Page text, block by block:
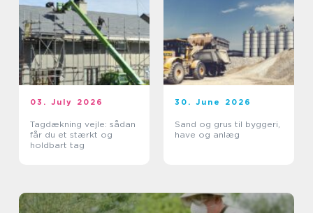
03. July 2026
Tagdækning vejle: sådan
får du et stærkt og
holdbart tag
30. June 2026
Sand og grus til byggeri,
have og anlæg